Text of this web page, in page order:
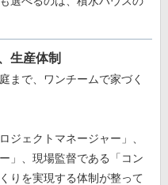
生産体制
まで、ワンチームで家づく
ジェクトマネージャー」、
」、現場監督である「コン
りを実現する体制が整って